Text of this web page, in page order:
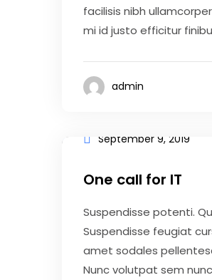
facilisis nibh
mi id justo efficitur
admin
September 9, 2019
One call for IT
Suspendisse potenti.
Suspendisse feugiat
amet sodales
Nunc volutpat sem